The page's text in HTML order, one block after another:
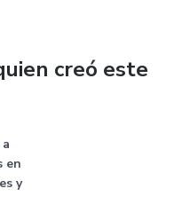
de 1.500 familias,
en Chile y
creó este
en
y